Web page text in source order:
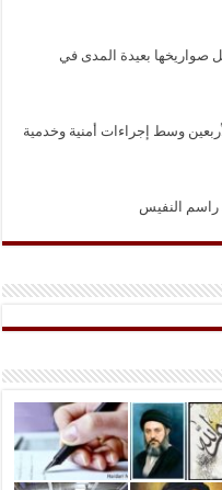
صواريخها بعيدة المدى في
وسط إجراءات أمنية وخدمية
النفيس